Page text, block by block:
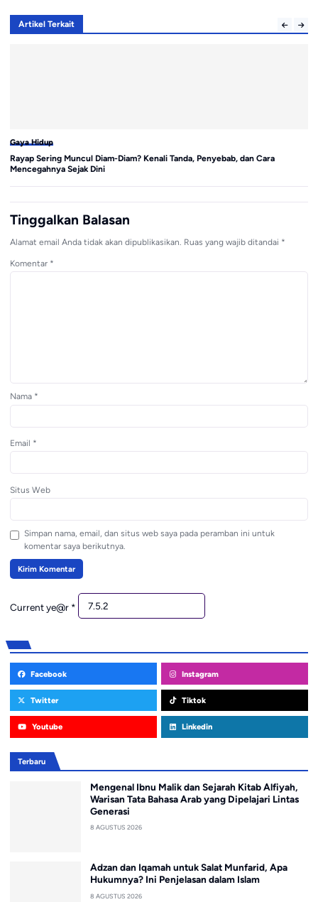
Artikel Terkait
Gaya Hidup
Rayap Sering Muncul Diam-Diam? Kenali Tanda, Penyebab, dan Cara
Mencegahnya Sejak Dini
Tinggalkan Balasan
Alamat email Anda tidak akan dipublikasikan. Ruas yang wajib ditandai *
Komentar *
Nama *
Email *
Situs Web
Simpan nama, email, dan situs web saya pada peramban ini untuk
komentar saya berikutnya.
Current ye@r *
Facebook Instagram
Twitter Tiktok
Youtube Linkedin
Terbaru
Mengenal Ibnu Malik dan Sejarah Kitab Alfiyah,
Warisan Tata Bahasa Arab yang Dipelajari Lintas
Generasi
8 AGUSTUS 2026
Adzan dan Iqamah untuk Salat Munfarid, Apa
Hukumnya? Ini Penjelasan dalam Islam
8 AGUSTUS 2026